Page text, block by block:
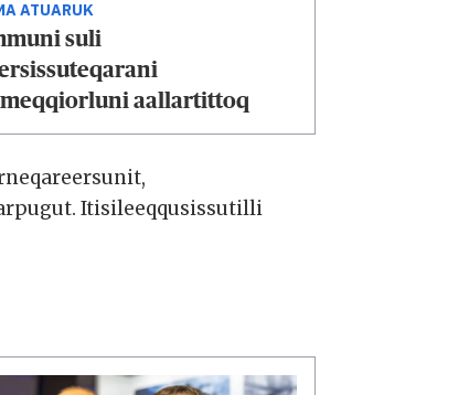
ATUARUK
suli
aallartittoq
Itisileeqqusissutilli